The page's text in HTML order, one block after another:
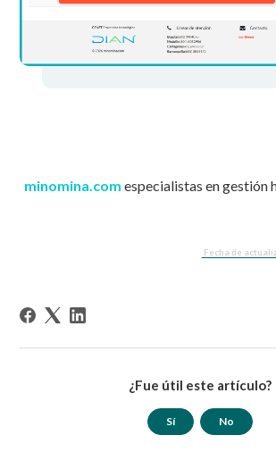
minomina.com especialistas en gestión
Fecha de
¿Fue útil este artículo?
Sí No